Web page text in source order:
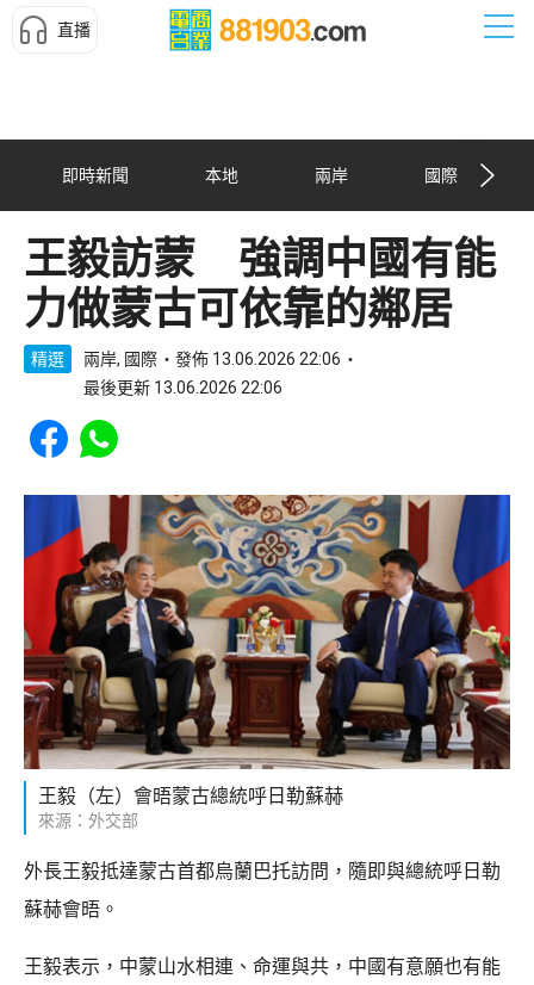
直播
即時新聞 本地 兩岸 國際
王毅訪蒙 強調中國有能
力做蒙古可依靠的鄰居
精選 兩岸, 國際
發佈 13.06.2026 22:06
最後更新 13.06.2026 22:06
Share to Facebook
Share to WhatsApp
王毅（左）會晤蒙古總統呼日勒蘇赫
來源：外交部
外長王毅抵達蒙古首都烏蘭巴托訪問，隨即與總統呼日勒
蘇赫會晤。
王毅表示，中蒙山水相連、命運與共，中國有意願也有能